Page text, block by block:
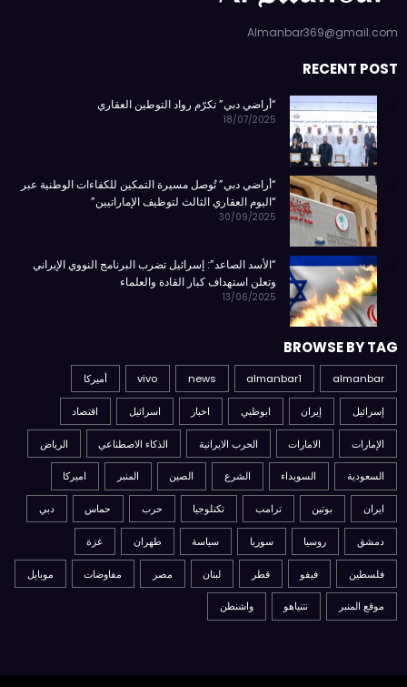
Almanbar369@gmail.com
RECENT POST
“أراضي دبي” تكرّم رواد التوطين العقاري
18/07/2025
“أراضي دبي” تُوصل مسيرة التمكين للكفاءات الوطنية عبر
“اليوم العقاري الثالث لتوظيف الإماراتيين”
30/09/2025
“الأسد الصاعد”: إسرائيل تضرب البرنامج النووي الإيراني
وتعلن استهداف كبار القادة والعلماء
13/06/2025
BROWSE BY TAG
almanbar
almanbar1
news
vivo أميركا
إسرائيل إيران ابوظبي اخبار اسرائيل اقتصاد
الإمارات الامارات الحرب الايرانية الذكاء الاصطناعي الرياض
السعودية السويداء الشرع الصين المنبر اميركا
ايران بوتين ترامب تكنلوجيا حرب حماس دبي
دمشق روسيا سوريا سياسة طهران غزة
فلسطين فيفو قطر لبنان مصر مفاوضات موبايل
موقع المنبر نتنياهو واشنطن